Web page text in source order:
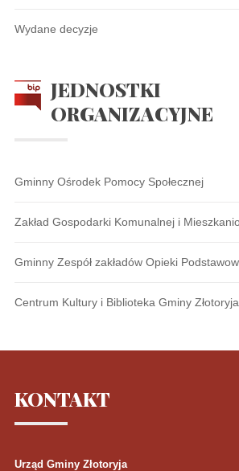
Wydane decyzje
JEDNOSTKI
ORGANIZACYJNE
Gminny Ośrodek Pomocy Społecznej
Zakład Gospodarki Komunalnej i
Gminny Zespół zakładów Opieki
Centrum Kultury i Biblioteka Gminy Złotoryja
KONTAKT
Urząd Gminy Złotoryja